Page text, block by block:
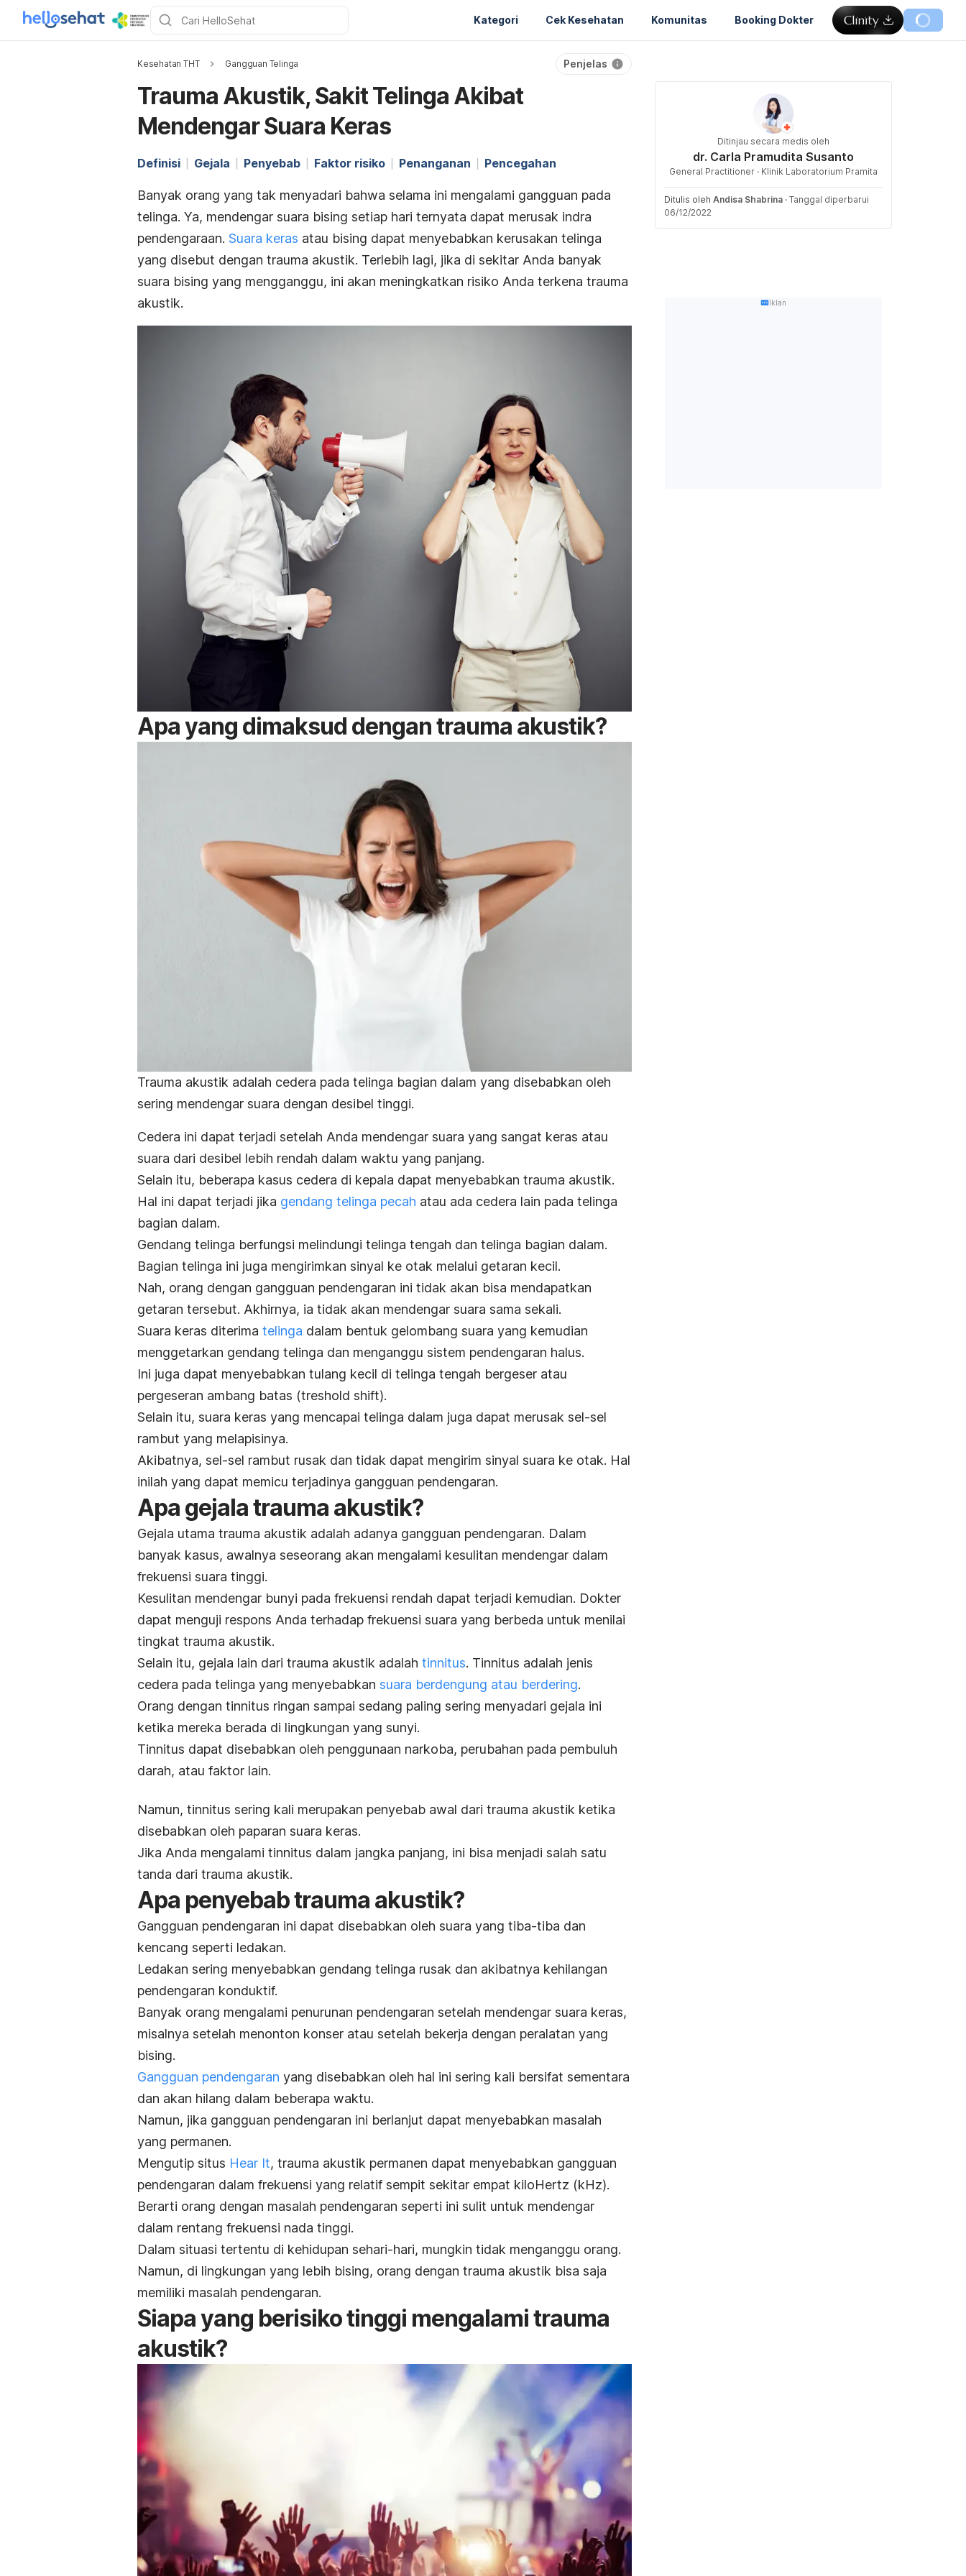
Kategori Cek Kesehatan Komunitas Booking Dokter
Kesehatan THT Gangguan Telinga Penjelas
Trauma Akustik, Sakit Telinga Akibat
Mendengar Suara Keras
Definisi Gejala Penyebab Faktor risiko Penanganan Pencegahan
Banyak orang yang tak menyadari bahwa selama ini mengalami gangguan pada
telinga. Ya, mendengar suara bising setiap hari ternyata dapat merusak indra
pendengaraan. Suara keras atau bising dapat menyebabkan kerusakan telinga
yang disebut dengan trauma akustik. Terlebih lagi, jika di sekitar Anda banyak
suara bising yang mengganggu, ini akan meningkatkan risiko Anda terkena trauma
akustik.
Apa yang dimaksud dengan trauma akustik?
Trauma akustik adalah cedera pada telinga bagian dalam yang disebabkan oleh
sering mendengar suara dengan desibel tinggi.
Cedera ini dapat terjadi setelah Anda mendengar suara yang sangat keras atau
suara dari desibel lebih rendah dalam waktu yang panjang.
Selain itu, beberapa kasus cedera di kepala dapat menyebabkan trauma akustik.
Hal ini dapat terjadi jika gendang telinga pecah atau ada cedera lain pada telinga
bagian dalam.
Gendang telinga berfungsi melindungi telinga tengah dan telinga bagian dalam.
Bagian telinga ini juga mengirimkan sinyal ke otak melalui getaran kecil.
Nah, orang dengan gangguan pendengaran ini tidak akan bisa mendapatkan
getaran tersebut. Akhirnya, ia tidak akan mendengar suara sama sekali.
Suara keras diterima telinga dalam bentuk gelombang suara yang kemudian
menggetarkan gendang telinga dan menganggu sistem pendengaran halus.
Ini juga dapat menyebabkan tulang kecil di telinga tengah bergeser atau
pergeseran ambang batas (treshold shift).
Selain itu, suara keras yang mencapai telinga dalam juga dapat merusak sel-sel
rambut yang melapisinya.
Akibatnya, sel-sel rambut rusak dan tidak dapat mengirim sinyal suara ke otak. Hal
inilah yang dapat memicu terjadinya gangguan pendengaran.
Apa gejala trauma akustik?
Gejala utama trauma akustik adalah adanya gangguan pendengaran. Dalam
banyak kasus, awalnya seseorang akan mengalami kesulitan mendengar dalam
frekuensi suara tinggi.
Kesulitan mendengar bunyi pada frekuensi rendah dapat terjadi kemudian. Dokter
dapat menguji respons Anda terhadap frekuensi suara yang berbeda untuk menilai
tingkat trauma akustik.
Selain itu, gejala lain dari trauma akustik adalah tinnitus. Tinnitus adalah jenis
cedera pada telinga yang menyebabkan suara berdengung atau berdering.
Orang dengan tinnitus ringan sampai sedang paling sering menyadari gejala ini
ketika mereka berada di lingkungan yang sunyi.
Tinnitus dapat disebabkan oleh penggunaan narkoba, perubahan pada pembuluh
darah, atau faktor lain.
Namun, tinnitus sering kali merupakan penyebab awal dari trauma akustik ketika
disebabkan oleh paparan suara keras.
Jika Anda mengalami tinnitus dalam jangka panjang, ini bisa menjadi salah satu
tanda dari trauma akustik.
Apa penyebab trauma akustik?
Gangguan pendengaran ini dapat disebabkan oleh suara yang tiba-tiba dan
kencang seperti ledakan.
Ledakan sering menyebabkan gendang telinga rusak dan akibatnya kehilangan
pendengaran konduktif.
Banyak orang mengalami penurunan pendengaran setelah mendengar suara keras,
misalnya setelah menonton konser atau setelah bekerja dengan peralatan yang
bising.
Gangguan pendengaran yang disebabkan oleh hal ini sering kali bersifat sementara
dan akan hilang dalam beberapa waktu.
Namun, jika gangguan pendengaran ini berlanjut dapat menyebabkan masalah
yang permanen.
Mengutip situs Hear It, trauma akustik permanen dapat menyebabkan gangguan
pendengaran dalam frekuensi yang relatif sempit sekitar empat kiloHertz (kHz).
Berarti orang dengan masalah pendengaran seperti ini sulit untuk mendengar
dalam rentang frekuensi nada tinggi.
Dalam situasi tertentu di kehidupan sehari-hari, mungkin tidak menganggu orang.
Namun, di lingkungan yang lebih bising, orang dengan trauma akustik bisa saja
memiliki masalah pendengaran.
Siapa yang berisiko tinggi mengalami trauma
akustik?
Ditinjau secara medis oleh
dr. Carla Pramudita Susanto
General Practitioner · Klinik Laboratorium Pramita
Ditulis oleh Andisa Shabrina · Tanggal diperbarui
06/12/2022
Iklan